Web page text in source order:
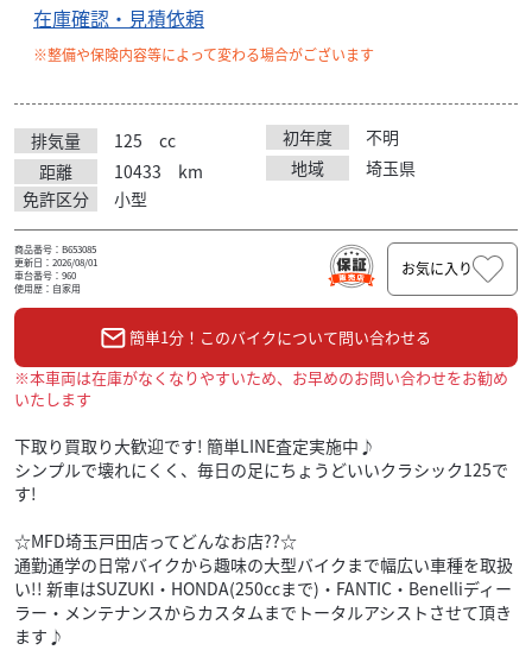
在庫確認・見積依頼
※整備や保険内容等によって変わる場合がございます
排気量 125 cc 初年度
不明
距離
10433 km 地域
埼玉県
免許区分
小型
商品番号：B653085
更新日：2026/08/01
車台番号：960
使用歴：自家用
お気に入り
簡単1分！このバイクについて問い合わせる
※本車両は在庫がなくなりやすいため、お早めのお問い合わせをお勧め
いたします
下取り買取り大歓迎です! 簡単LINE査定実施中♪
シンプルで壊れにくく、毎日の足にちょうどいいクラシック125で
す!
☆MFD埼玉戸田店ってどんなお店??☆
通勤通学の日常バイクから趣味の大型バイクまで幅広い車種を取扱
い!! 新車はSUZUKI・HONDA(250ccまで)・FANTIC・Benelliディー
ラー・メンテナンスからカスタムまでトータルアシストさせて頂き
ます♪